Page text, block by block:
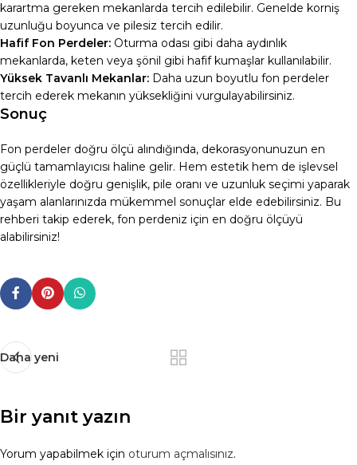
karartma gereken mekanlarda tercih edilebilir. Genelde korniş
uzunluğu boyunca ve pilesiz tercih edilir.
Hafif Fon Perdeler: Oturma odası gibi daha aydınlık
mekanlarda, keten veya şönil gibi hafif kumaşlar kullanılabilir.
Yüksek Tavanlı Mekanlar: Daha uzun boyutlu fon perdeler
tercih ederek mekanın yüksekliğini vurgulayabilirsiniz.
Sonuç
Fon perdeler doğru ölçü alındığında, dekorasyonunuzun en
güçlü tamamlayıcısı haline gelir. Hem estetik hem de işlevsel
özellikleriyle doğru genişlik, pile oranı ve uzunluk seçimi yaparak
yaşam alanlarınızda mükemmel sonuçlar elde edebilirsiniz. Bu
rehberi takip ederek, fon perdeniz için en doğru ölçüyü
alabilirsiniz!
Daha yeni
Bir yanıt yazın
Yorum yapabilmek için oturum açmalısınız.